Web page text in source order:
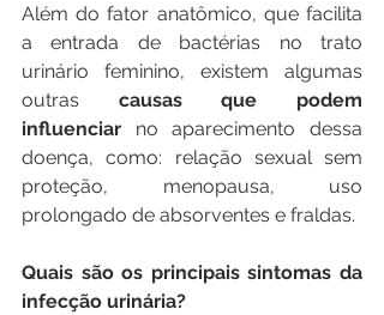
Além do fator anatômico, que facilita
a entrada de bactérias no trato
urinário feminino, existem algumas
outras causas que podem
influenciar no aparecimento dessa
doença, como: relação sexual sem
proteção, menopausa, uso
prolongado de absorventes e fraldas.
Quais são os principais sintomas da
infecção urinária?